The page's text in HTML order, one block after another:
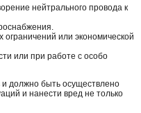
нейтрального провода к
ограничений или экономической
или при работе с особо
и должно быть осуществлено
и нанести вред не только